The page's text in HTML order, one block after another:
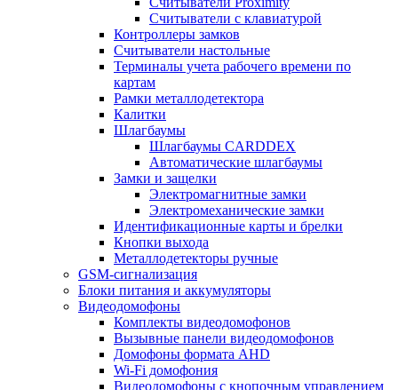
Считыватели с клавиатурой
Контроллеры замков
Считыватели настольные
Терминалы учета рабочего времени по
картам
Рамки металлодетектора
Калитки
Шлагбаумы
Шлагбаумы CARDDEX
Автоматические шлагбаумы
Замки и защелки
Электромагнитные замки
Электромеханические замки
Идентификационные карты и брелки
Кнопки выхода
Металлодетекторы ручные
GSM-сигнализация
Блоки питания и аккумуляторы
Видеодомофоны
Комплекты видеодомофонов
Вызывные панели видеодомофонов
Домофоны формата AHD
Wi-Fi домофония
Видеодомофоны с кнопочным управлением